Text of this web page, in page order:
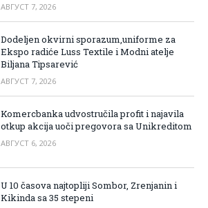
АВГУСТ 7, 2026
Dodeljen okvirni sporazum,uniforme za
Ekspo radiće Luss Textile i Modni atelje
Biljana Tipsarević
АВГУСТ 7, 2026
Komercbanka udvostručila profit i najavila
otkup akcija uoči pregovora sa Unikreditom
АВГУСТ 6, 2026
U 10 časova najtopliji Sombor, Zrenjanin i
Kikinda sa 35 stepeni